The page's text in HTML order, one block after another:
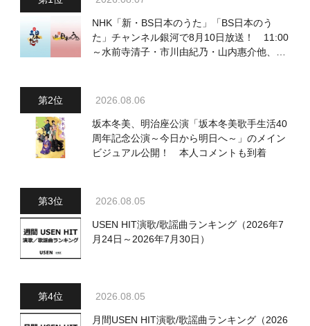
NHK「新・BS日本のうた」「BS日本のう
た」チャンネル銀河で8月10日放送！ 11:00
～水前寺清子・市川由紀乃・山内惠介他、
2026.08.06
坂本冬美、明治座公演「坂本冬美歌手生活40
周年記念公演～今日から明日へ～」のメイン
ビジュアル公開！ 本人コメントも到着
2026.08.05
USEN HIT演歌/歌謡曲ランキング（2026年7
月24日～2026年7月30日）
2026.08.05
月間USEN HIT演歌/歌謡曲ランキング（2026